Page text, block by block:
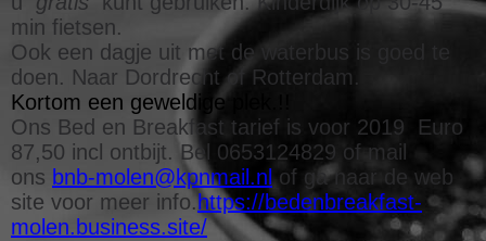
min fietsen.
Ook een dagje uit met de waterbus is goed te
doen. Naar Dordrecht of Rotterdam.
Kortom een geweldige plek.!!
Ons Bed en Breakfast tarief is voor 2019
Euro
87,50 incl ontbijt. Bel 0653124829 of mail
ons bnb-molen@kpnmail.nl of ga naar de web
site voor meer info.https://bedenbreakfast-
molen.business.site/